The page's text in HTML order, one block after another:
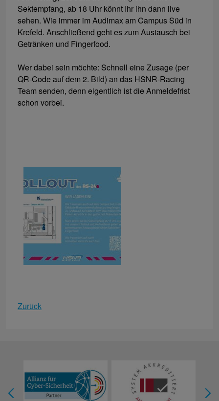
Sektempfang, ab 18 Uhr könnt Ihr ihn dann live
sehen. Wie immer im Audimax am Campus Süd in
Krefeld. Anschließend geht es zum Austausch bei
Getränken und Fingerfood.
Wer dabei sein möchte: Schnell eine Zusage (per
QR-Code auf dem 2. Bild) an das HSNR-Racing
Team senden, denn eigentlich ist die Anmeldefrist
schon vorbei.
Zurück